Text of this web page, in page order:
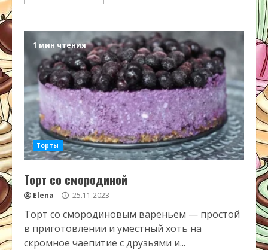
1 мин чтения
Торты
Торт со смородиной
Elena 25.11.2023
Торт со смородиновым вареньем — простой
в приготовлении и уместный хоть на
скромное чаепитие с друзьями и...